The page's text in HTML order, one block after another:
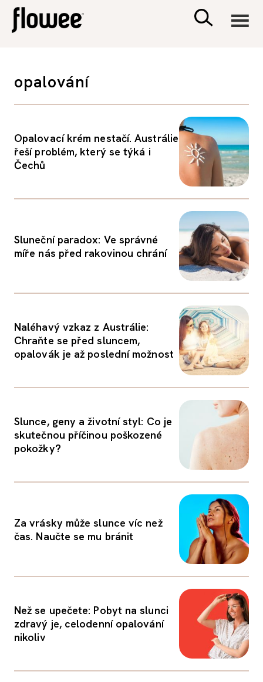
PSYCHOLOGIE
PORADNA
opalování
Opalovací krém nestačí. Austrálie
řeší problém, který se týká i
Čechů
Sluneční paradox: Ve správné
míře nás před rakovinou chrání
Naléhavý vzkaz z Austrálie:
Chraňte se před sluncem,
opalovák je až poslední možnost
Slunce, geny a životní styl: Co je
skutečnou příčinou poškozené
pokožky?
Za vrásky může slunce víc než
čas. Naučte se mu bránit
Než se upečete: Pobyt na slunci
zdravý je, celodenní opalování
nikoliv